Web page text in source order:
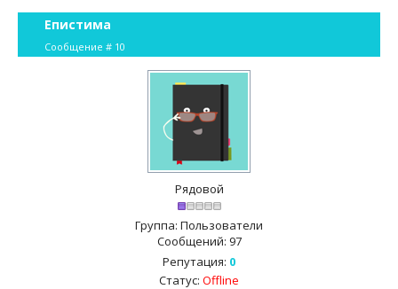
Епистима
Сообщение # 10
Рядовой
Группа: Пользователи
Сообщений: 97
Репутация: 0
Статус: Offline